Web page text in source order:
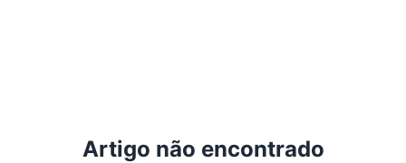
Artigo não encontrado